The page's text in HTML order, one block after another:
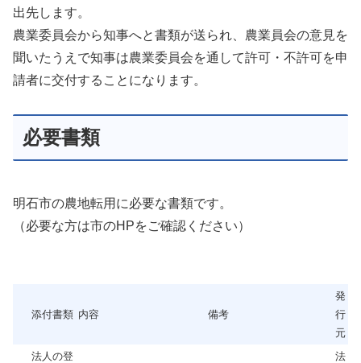
出先します。
農業委員会から知事へと書類が送られ、農業員会の意見を
聞いたうえで知事は農業委員会を通して許可・不許可を申
請者に交付することになります。
必要書類
明石市の農地転用に必要な書類です。
（必要な方は市のHPをご確認ください）
添付書類 内容 備考
発
行
元
法人の登
法